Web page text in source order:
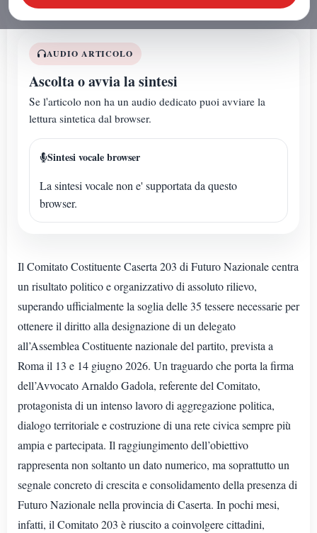
AUDIO ARTICOLO
Ascolta o avvia la sintesi
Se l'articolo non ha un audio dedicato puoi avviare la
lettura sintetica dal browser.
Sintesi vocale browser
La sintesi vocale non e' supportata da questo
browser.
Il Comitato Costituente Caserta 203 di Futuro Nazionale centra
un risultato politico e organizzativo di assoluto rilievo,
superando ufficialmente la soglia delle 35 tessere necessarie per
ottenere il diritto alla designazione di un delegato
all’Assemblea Costituente nazionale del partito, prevista a
Roma il 13 e 14 giugno 2026. Un traguardo che porta la firma
dell’Avvocato Arnaldo Gadola, referente del Comitato,
protagonista di un intenso lavoro di aggregazione politica,
dialogo territoriale e costruzione di una rete civica sempre più
ampia e partecipata. Il raggiungimento dell’obiettivo
rappresenta non soltanto un dato numerico, ma soprattutto un
segnale concreto di crescita e consolidamento della presenza di
Futuro Nazionale nella provincia di Caserta. In pochi mesi,
infatti, il Comitato 203 è riuscito a coinvolgere cittadini,